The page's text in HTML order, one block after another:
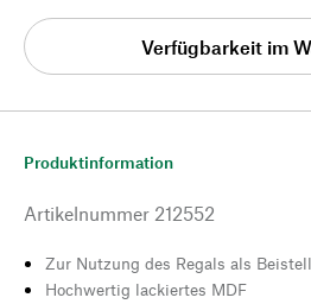
Verfügbarkeit im
Produktinformation
Artikelnummer 212552
Zur Nutzung des Regals als
Hochwertig lackiertes MDF